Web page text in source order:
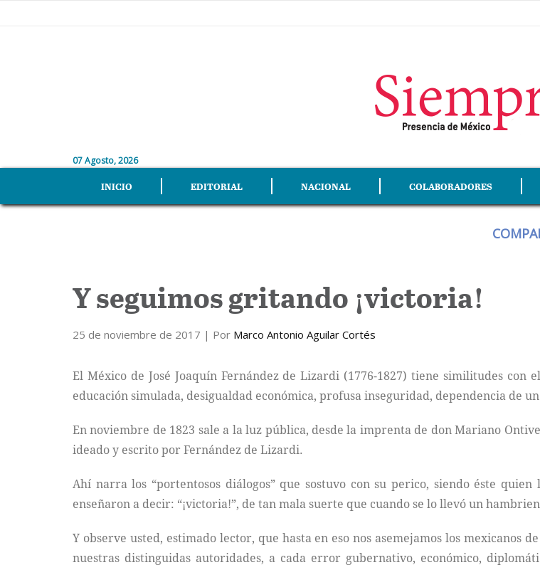
07 Agosto, 2026
INICIO EDITORIAL NACIONAL COLABORADORES
Y seguimos gritando ¡victoria!
25 de noviembre de 2017 | Por Marco Antonio Aguilar Cortés
El México de José Joaquín Fernández de Lizardi (1776-1827) tiene similitudes
educación simulada, desigualdad económica, profusa inseguridad, dependencia de
En noviembre de 1823 sale a la luz pública, desde la imprenta de don Mariano
ideado y escrito por Fernández de Lizardi.
Ahí narra los “portentosos diálogos” que sostuvo con su perico, siendo éste
enseñaron a decir: “¡victoria!”, de tan mala suerte que cuando se lo llevó un
Y observe usted, estimado lector, que hasta en eso nos asemejamos los mexicanos
nuestras distinguidas autoridades, a cada error gubernativo, económico,